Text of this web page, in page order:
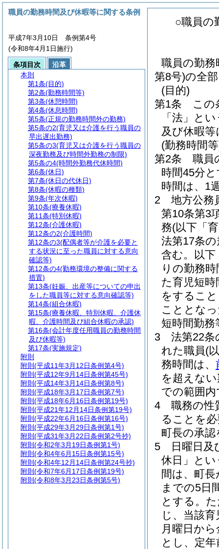
○職員の
職員の勤務
第8号)の全
(目的)
第1条
この
「法」と
及び休暇
(勤務時間
第2条
職員
時間45分
時間は、1
2
地方公務
第10条第3
務(以下「
法第17条
含む。以下
りの勤務
た育児短
をするこ
こととな
短時間勤
3
法第22条
れた職員(
務時間は、
を超えな
での範囲
4
職務の性
ることを
町長の承
5
日曜日及
休日」とい
間は、町
までの5日
とする。
じ、当該
月曜日か
とし、定
職員の勤務時間及び休暇等に関する条例
平成7年3月10日 条例第4号
(令和8年4月1日施行)
条項目次
沿革
本則
第1条(目的)
第2条(勤務時間等)
第3条(休憩時間)
第4条(休息時間)
第5条(正規の勤務時間外の勤務)
第5条の2(育児又は介護を行う職員の
早出遅出勤務)
第5条の3(育児又は介護を行う職員の
深夜勤務及び時間外勤務の制限)
第5条の4(時間外勤務代休時間)
第6条(休日)
第7条(休日の代休日)
第8条(休暇の種類)
第9条(年次休暇)
第10条(療養休暇)
第11条(特別休暇)
第12条(介護休暇)
第12条の2(介護時間)
第12条の3(配偶者等が介護を必要と
する状況に至った職員に対する意向
確認等)
第12条の4(勤務環境の整備に関する
措置)
第13条(妊娠、出産等についての申出
をした職員等に対する意向確認等)
第14条(組合休暇)
第15条(療養休暇、特別休暇、介護休
暇、介護時間及び組合休暇の承認)
第16条(会計年度任用職員の勤務時間
及び休暇等)
第17条(実施規定)
附則
附則 (平成11年3月12日条例第4号)
附則 (平成12年9月14日条例第45号)
附則 (平成14年3月14日条例第8号)
附則 (平成18年3月17日条例第7号)
附則 (平成18年6月16日条例第19号)
附則 (平成21年12月14日条例第19号)
附則 (平成22年6月16日条例第16号)
附則 (平成29年3月29日条例第1号)
附則 (平成31年3月22日条例第2号抄)
附則 (令和2年3月19日条例第1号)
附則 (令和4年6月15日条例第15号)
附則 (令和4年12月14日条例第24号抄)
附則 (令和7年6月17日条例第19号)
附則 (令和8年3月23日条例第5号)